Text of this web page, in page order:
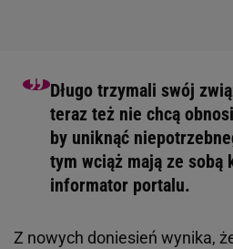
Długo trzymali swój
teraz też nie chcą
by uniknąć
tym wciąż mają ze sobą
informator portalu.
Z nowych doniesień wynika,